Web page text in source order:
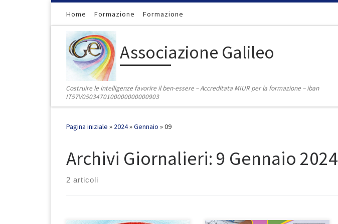
Passa al contenutoHome Formazione Formazione
Associazione Galileo
Costruire le intelligenze favorire il ben-essere – Accreditata MIUR per la formazione – iban
IT57V0503470100000000000903
Pagina iniziale » 2024»Gennaio »09
Archivi Giornalieri: 9 Gennaio 2024
2 articoli